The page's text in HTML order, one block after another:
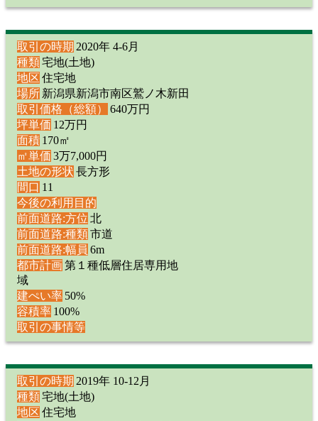
取引の時期 2020年 4-6月
種類 宅地(土地)
地区 住宅地
場所 新潟県新潟市南区鷲ノ木新田
取引価格（総額）
640万円
坪単価 12万円
面積 170㎡
㎡単価 3万7,000円
土地の形状 長方形
間口 11
今後の利用目的
前面道路:方位 北
前面道路:種類 市道
前面道路:幅員 6m
都市計画 第１種低層住居専用地
域
建ぺい率 50%
容積率 100%
取引の事情等
取引の時期 2019年 10-12月
種類 宅地(土地)
地区 住宅地